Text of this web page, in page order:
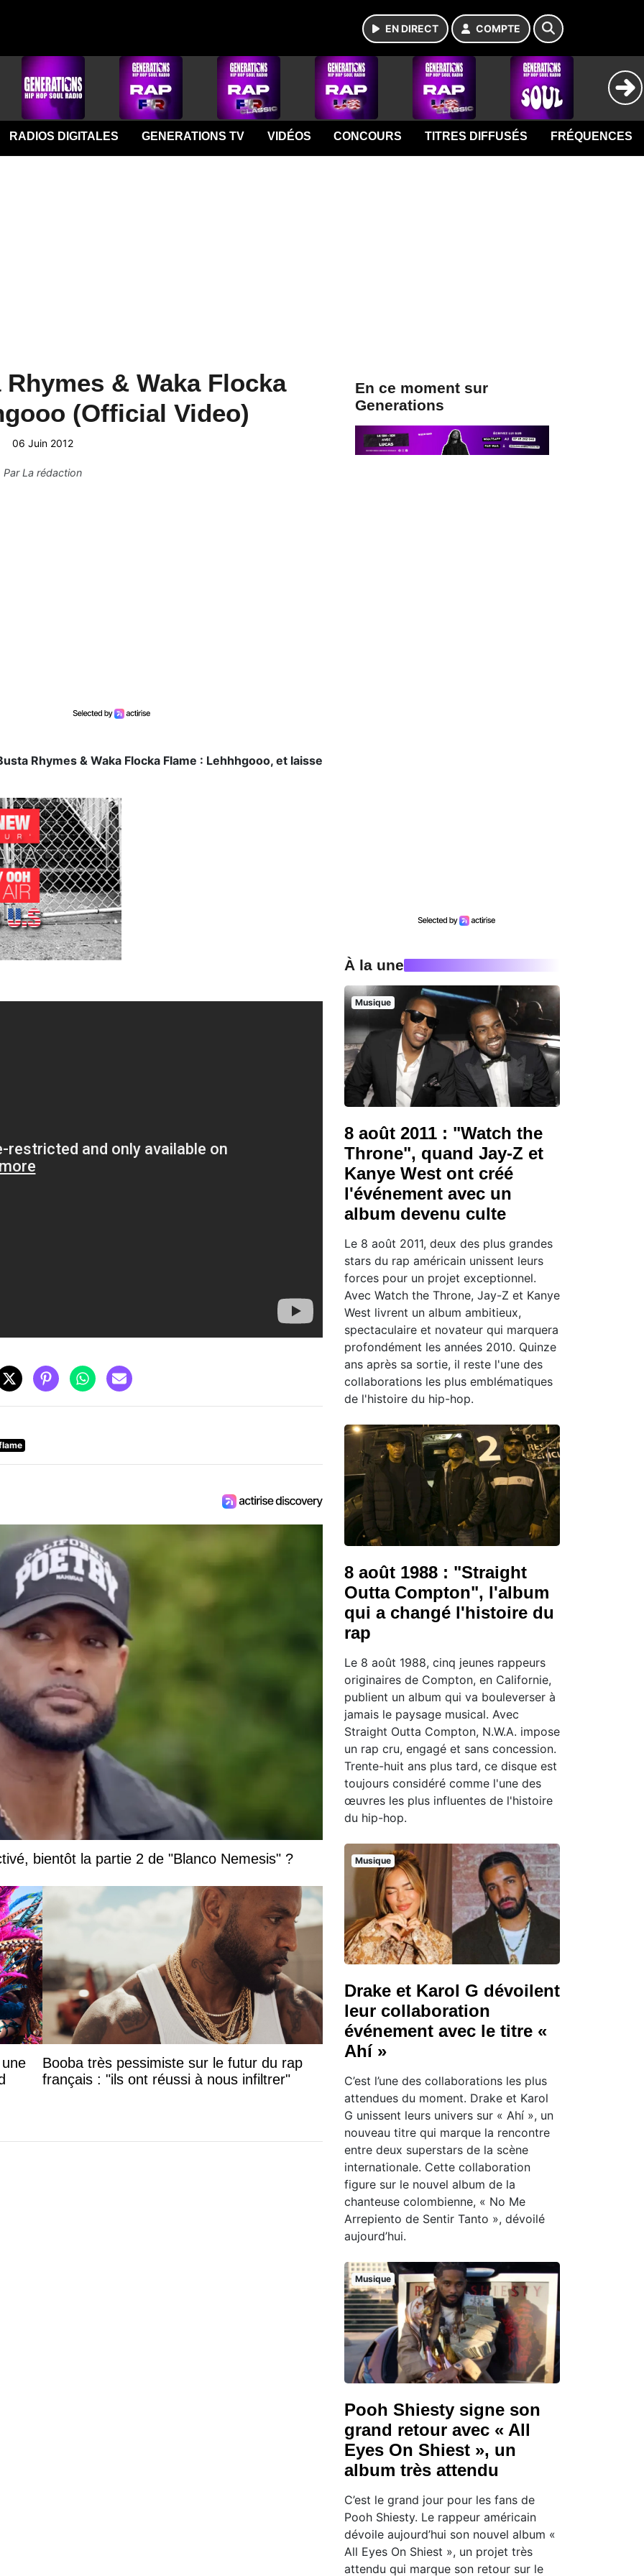
EN DIRECT COMPTE
RADIOS DIGITALES GENERATIONS TV VIDÉOS CONCOURS TITRES DIFFUSÉS FRÉQUENCES
& Waka Flocka
(Official Video)
06 Juin 2012
ParLa rédaction
Rhymes & Waka Flocka Flame : Lehhhgooo, et laisse
bientôt la partie 2 de "Blanco Nemesis" ?
Booba très pessimiste sur le futur du rap
français : "ils ont réussi à nous infiltrer"
En ce moment sur
Generations
À la une
Musique
8 août 2011 : "Watch the
Throne", quand Jay-Z et
Kanye West ont créé
l'événement avec un
album devenu culte
Le 8 août 2011, deux des plus grandes
stars du rap américain unissent leurs
forces pour un projet exceptionnel.
Avec Watch the Throne, Jay-Z et Kanye
West livrent un album ambitieux,
spectaculaire et novateur qui marquera
profondément les années 2010. Quinze
ans après sa sortie, il reste l'une des
collaborations les plus emblématiques
de l'histoire du hip-hop.
8 août 1988 : "Straight
Outta Compton", l'album
qui a changé l'histoire du
rap
Le 8 août 1988, cinq jeunes rappeurs
originaires de Compton, en Californie,
publient un album qui va bouleverser à
jamais le paysage musical. Avec
Straight Outta Compton, N.W.A. impose
un rap cru, engagé et sans concession.
Trente-huit ans plus tard, ce disque est
toujours considéré comme l'une des
œuvres les plus influentes de l'histoire
du hip-hop.
Musique
Drake et Karol G dévoilent
leur collaboration
événement avec le titre «
Ahí »
C’est l’une des collaborations les plus
attendues du moment. Drake et Karol
G unissent leurs univers sur « Ahí », un
nouveau titre qui marque la rencontre
entre deux superstars de la scène
internationale. Cette collaboration
figure sur le nouvel album de la
chanteuse colombienne, « No Me
Arrepiento de Sentir Tanto », dévoilé
aujourd’hui.
Musique
Pooh Shiesty signe son
grand retour avec « All
Eyes On Shiest », un
album très attendu
C’est le grand jour pour les fans de
Pooh Shiesty. Le rappeur américain
dévoile aujourd’hui son nouvel album «
All Eyes On Shiest », un projet très
attendu qui marque son retour sur le